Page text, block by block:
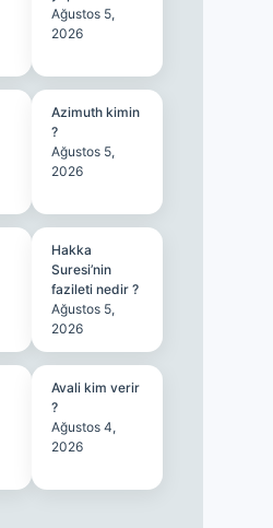
Ağustos 5,
2026
Azimuth kimin
?
Ağustos 5,
2026
Hakka
Suresi’nin
fazileti nedir ?
Ağustos 5,
2026
Avali kim verir
?
Ağustos 4,
2026